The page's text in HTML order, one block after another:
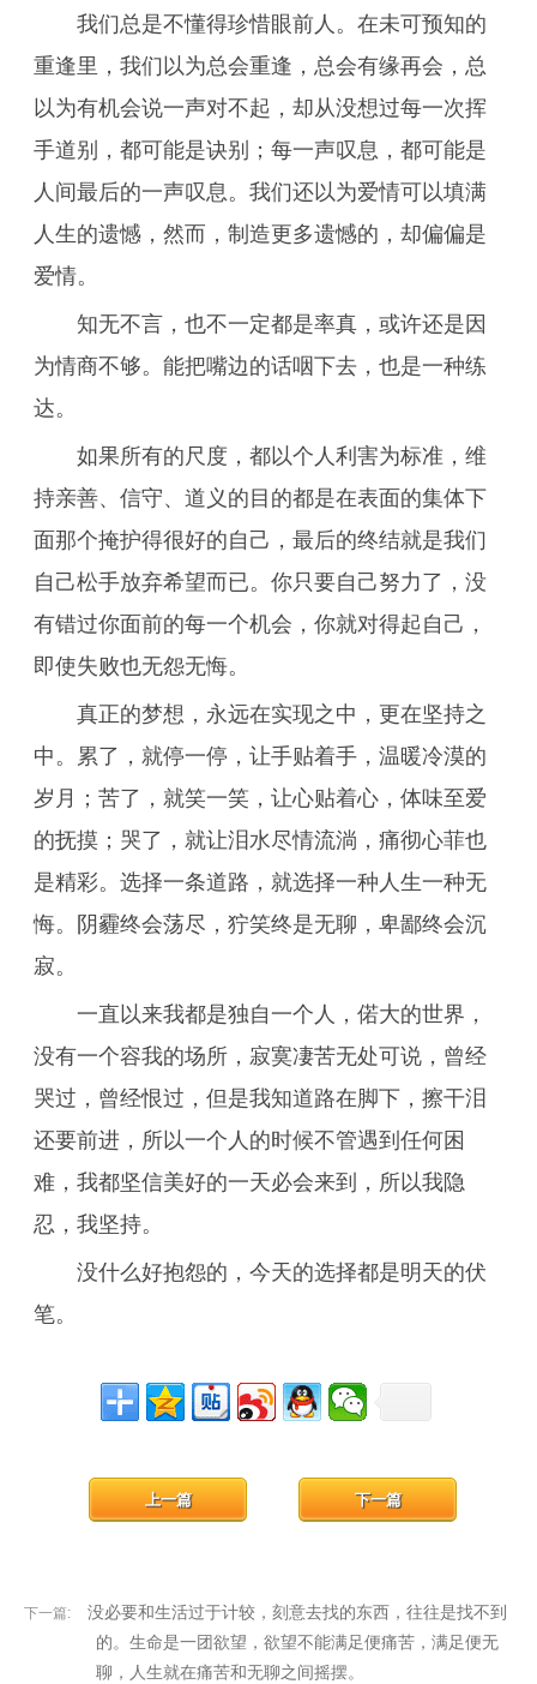
我们总是不懂得珍惜眼前人。在未可预知的
重逢里，我们以为总会重逢，总会有缘再会，总
以为有机会说一声对不起，却从没想过每一次挥
手道别，都可能是诀别；每一声叹息，都可能是
人间最后的一声叹息。我们还以为爱情可以填满
人生的遗憾，然而，制造更多遗憾的，却偏偏是
爱情。
知无不言，也不一定都是率真，或许还是因
为情商不够。能把嘴边的话咽下去，也是一种练
达。
如果所有的尺度，都以个人利害为标准，维
持亲善、信守、道义的目的都是在表面的集体下
面那个掩护得很好的自己，最后的终结就是我们
自己松手放弃希望而已。你只要自己努力了，没
有错过你面前的每一个机会，你就对得起自己，
即使失败也无怨无悔。
真正的梦想，永远在实现之中，更在坚持之
中。累了，就停一停，让手贴着手，温暖冷漠的
岁月；苦了，就笑一笑，让心贴着心，体味至爱
的抚摸；哭了，就让泪水尽情流淌，痛彻心菲也
是精彩。选择一条道路，就选择一种人生一种无
悔。阴霾终会荡尽，狞笑终是无聊，卑鄙终会沉
寂。
一直以来我都是独自一个人，偌大的世界，
没有一个容我的场所，寂寞凄苦无处可说，曾经
哭过，曾经恨过，但是我知道路在脚下，擦干泪
还要前进，所以一个人的时候不管遇到任何困
难，我都坚信美好的一天必会来到，所以我隐
忍，我坚持。
没什么好抱怨的，今天的选择都是明天的伏
笔。
下一篇:
没必要和生活过于计较，刻意去找的东西，往往是找不到
的。生命是一团欲望，欲望不能满足便痛苦，满足便无
聊，人生就在痛苦和无聊之间摇摆。
下一篇
上一篇